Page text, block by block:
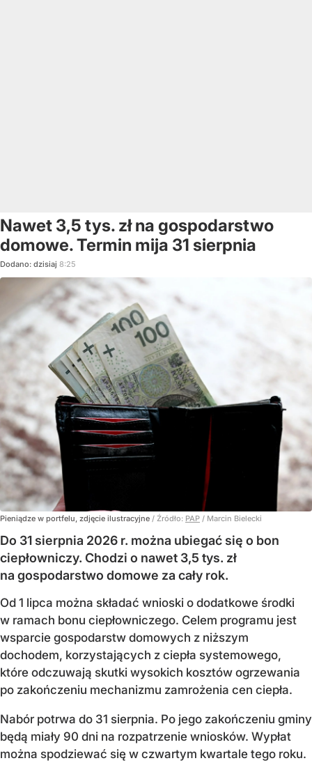
Nawet 3,5 tys. zł na gospodarstwo
domowe. Termin mija 31 sierpnia
Dodano: dzisiaj 8:25
Pieniądze w portfelu, zdjęcie ilustracyjne / Źródło: PAP / Marcin Bielecki
Do 31 sierpnia 2026 r. można ubiegać się o bon
ciepłowniczy. Chodzi o nawet 3,5 tys. zł
na gospodarstwo domowe za cały rok.
Od 1 lipca można składać wnioski o dodatkowe środki
w ramach bonu ciepłowniczego. Celem programu jest
wsparcie gospodarstw domowych z niższym
dochodem, korzystających z ciepła systemowego,
które odczuwają skutki wysokich kosztów ogrzewania
po zakończeniu mechanizmu zamrożenia cen ciepła.
Nabór potrwa do 31 sierpnia. Po jego zakończeniu gminy
będą miały 90 dni na rozpatrzenie wniosków. Wypłat
można spodziewać się w czwartym kwartale tego roku.